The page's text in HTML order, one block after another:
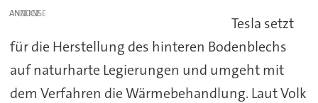
ANZEIGE
Tesla setzt
für die Herstellung des hinteren Bodenblechs
auf naturharte Legierungen und umgeht mit
dem Verfahren die Wärmebehandlung. Laut Volk